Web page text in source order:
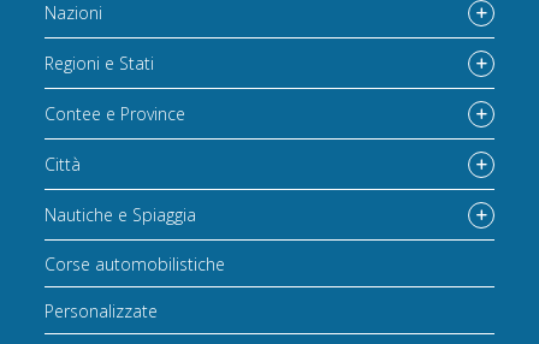
Nazioni
Regioni e Stati
Contee e Province
Città
Nautiche e Spiaggia
Corse automobilistiche
Personalizzate